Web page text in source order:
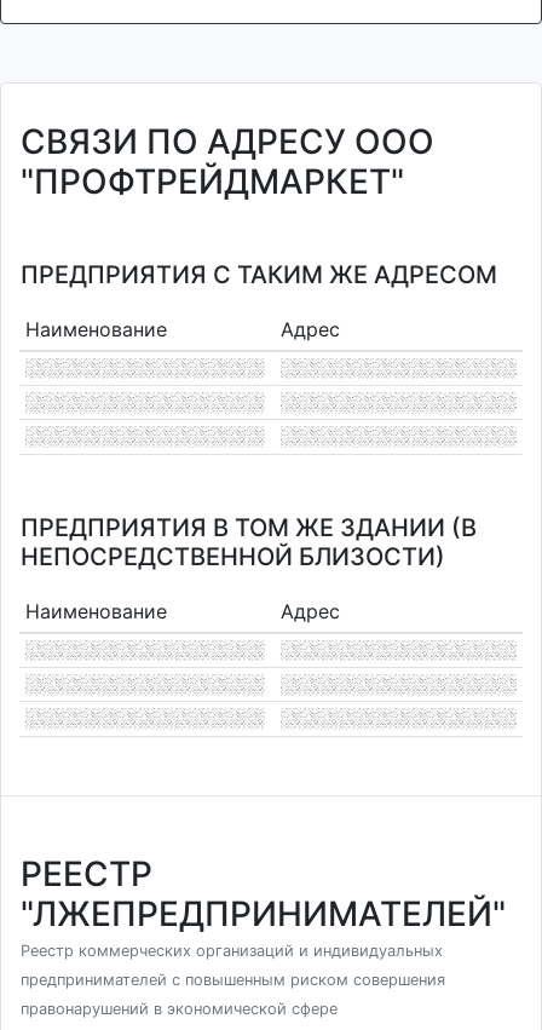
СВЯЗИ ПО АДРЕСУ ООО
"ПРОФТРЕЙДМАРКЕТ"
ПРЕДПРИЯТИЯ С ТАКИМ ЖЕ АДРЕСОМ
Наименование Адрес
ПРЕДПРИЯТИЯ В ТОМ ЖЕ ЗДАНИИ (В
НЕПОСРЕДСТВЕННОЙ БЛИЗОСТИ)
Наименование Адрес
РЕЕСТР
"ЛЖЕПРЕДПРИНИМАТЕЛЕЙ"
Реестр коммерческих организаций и индивидуальных
предпринимателей с повышенным риском совершения
правонарушений в экономической сфере